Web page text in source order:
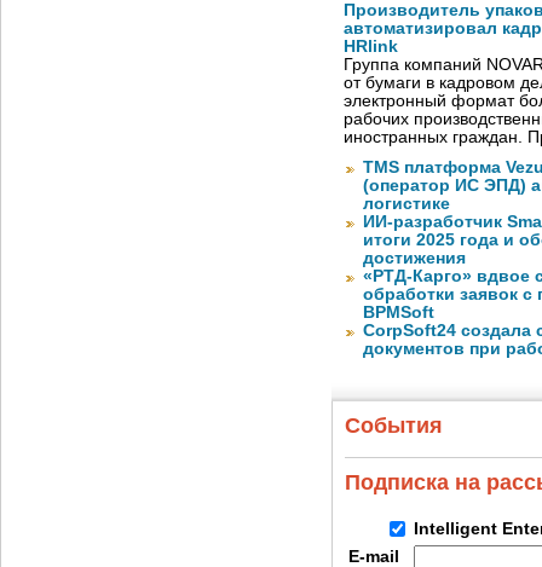
Производитель
автоматизировал
HRlink
Группа компаний
от бумаги в кадровом
электронный формат
рабочих
иностранных граждан.
TMS платформа
(оператор ИС ЭПД)
логистике
ИИ-разработчик
итоги 2025 года и
достижения
«РТД-Карго» вдвое
обработки заявок
BPMSoft
CorpSoft24 создала
документов при
События
Подписка на
Intelligent
E-mail